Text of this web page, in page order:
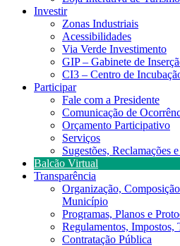
Investir
Zonas Industriais
Acessibilidades
Via Verde Investimento
GIP – Gabinete de
CI3 – Centro de
Participar
Fale com a Presidente
Comunicação de
Orçamento Participativo
Serviços
Sugestões, Reclamações
Balcão Virtual
Transparência
Organização,
Município
Programas, Planos e
Regulamentos, Impostos,
Contratação Pública